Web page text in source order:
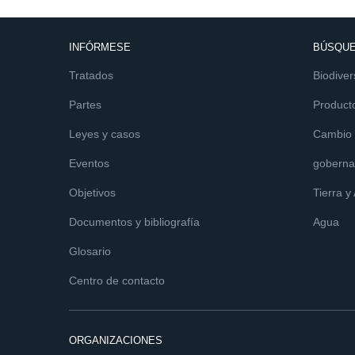
INFÓRMESE
Tratados
Partes
Leyes y casos
Eventos
Objetivos
Documentos y bibliografía
Glosario
Centro de contacto
Cambio
Tierra y
Agua
ORGANIZACIONES